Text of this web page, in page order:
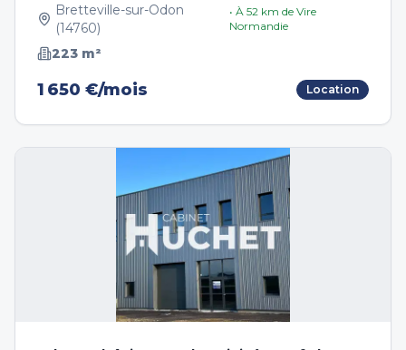
Bretteville-sur-Odon
(14760)
• À52 km deVire
Normandie
223 m²
1 650 €/mois Location